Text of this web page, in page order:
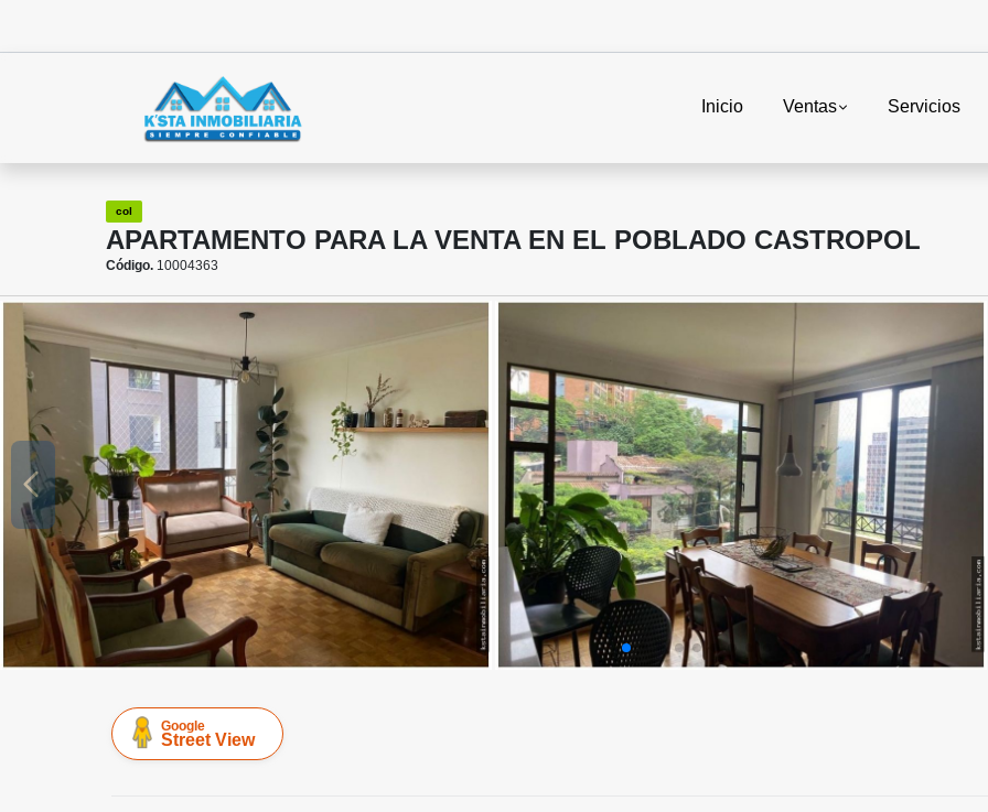
Inicio Ventas Servicios
col
APARTAMENTO PARA LA VENTA EN EL POBLADO CASTROPOL
Código. 10004363
Google
Street View